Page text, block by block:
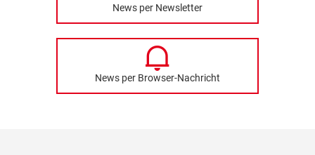
News per Newsletter
News per Browser-Nachricht